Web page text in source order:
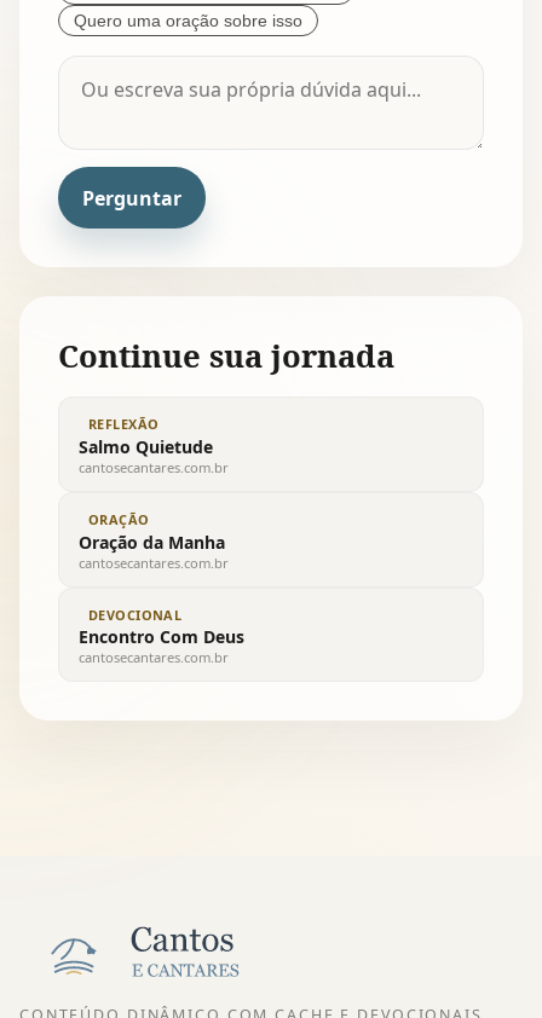
Quero uma oração sobre isso
Perguntar
Continue sua jornada
REFLEXÃO
Salmo Quietude
cantosecantares.com.br
ORAÇÃO
Oração da Manha
cantosecantares.com.br
DEVOCIONAL
Encontro Com Deus
cantosecantares.com.br